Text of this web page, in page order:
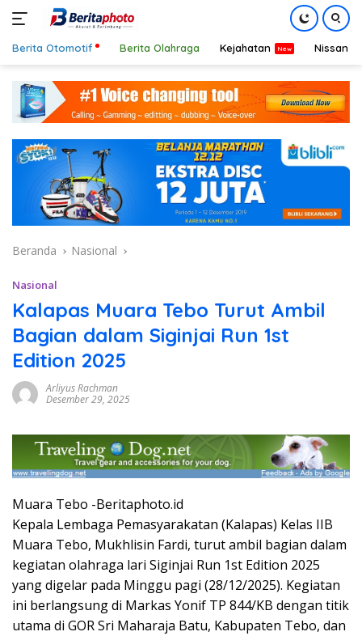
konten
Berita Otomotif Berita Olahraga Kejahatan Nissan
Beranda Nasional
Nasional
Kalapas Muara Tebo Turut Ambil
Bagian dalam Siginjai Run 1st
Edition 2025
Arliyus Rachman
Desember 29, 2025
Muara Tebo -Beritaphoto.id
Kepala Lembaga Pemasyarakatan (Kalapas) Kelas IIB
Muara Tebo, Mukhlisin Fardi, turut ambil bagian dalam
kegiatan olahraga lari Siginjai Run 1st Edition 2025
yang digelar pada Minggu pagi (28/12/2025). Kegiatan
ini berlangsung di Markas Yonif TP 844/KB dengan titik
utama di GOR Sri Maharaja Batu, Kabupaten Tebo, dan